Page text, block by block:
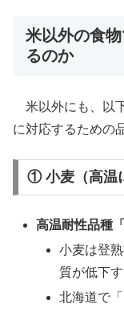
米以外の食
るのか
米以外にも、以
に対応するための
① 小麦（高温
高温耐性品種
小麦は登
質が低下
北海道で